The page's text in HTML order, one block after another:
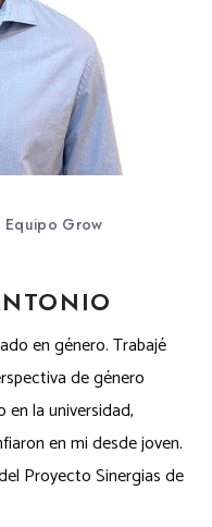
Equipo Grow
en género. Trabajé
de género
la universidad,
en mi desde joven.
Proyecto Sinergias de